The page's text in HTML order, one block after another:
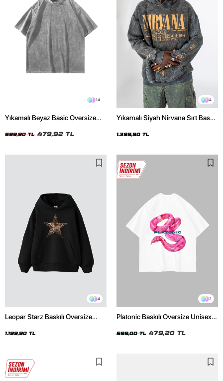
14
Yıkamalı Beyaz Basic Oversize
599,90 TL 479,92 TL
4
Yıkamalı Siyah Nirvana Sırt Baskılı
1.399,90 TL
4
Leopar Starz Baskılı Oversize
1.199,90 TL
2
Platonic Baskılı Oversize Unisex
599,00 TL 479,20 TL